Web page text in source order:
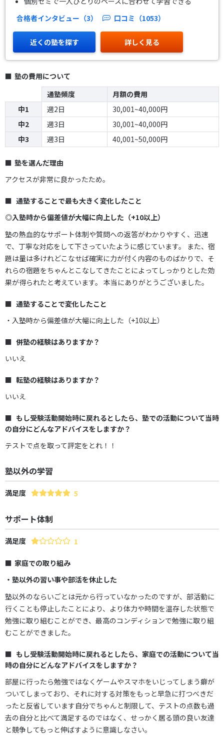
合格者インタビュー（3）
口コミ（1053）
近くの塾を探す 詳しく見る
塾の費用について
通塾頻度
月額の費用
中1
週2日
30,001~40,000円
中2
週3日
30,001~40,000円
中3
週3日 40,001~50,000円
塾を選んだ理由
アクセスが非常に良かったため。
通塾することで最も大きく変化したこと
◎入塾時から偏差値が大幅に向上した（+10以上）
塾の熱血的なサポート体制や質問への返答がわかりやすく、迅速
で、丁寧な対応をして下さっていたように感じています。 また、宿
題は量は多けれどこなせば確実に力が付く内容のものばかりで、そ
れらの宿題をちゃんとこなしてきたことによってしっかりとした効
果が得られたと考えています。 本当にありがとうございました。
通塾することで変化したこと
・入塾時から偏差値が大幅に向上した（+10以上）
併塾の経験はありますか？
いいえ
転塾の経験はありますか？
いいえ
もし受験活動開始時に戻れるとしたら、塾での活動について当時
の自分にどんなアドバイスをしますか？
テストで点を取って評定をとれ！！
塾以外の学習
満足度 5
サポート体制
満足度 1
家庭での取り組み
・塾以外の習い事や部活を休止した
塾以外のならいごとは元から行っていなかったのですが、部活動に
行くことも停止したことにより、より体力や時間を温存した状態で
勉強に取り組むことができ、最高のコンディションで勉強に取り組
むことができました。
もし受験活動開始時に戻れるとしたら、家庭での活動について当
時の自分にどんなアドバイスをしますか？
部屋に行ったら勉強ではなくゲームやスマホをいじってしまう癖が
ついてしまっており、それに対する対策をもっと早急に打つべきだ
ったと反省しています自分でちゃんと制限して、テストの点数も過
去の自分と比べて満足するのではなく、せっかく居る頭の良い友達
と競争してもっと伸ばすように意識しなさい。